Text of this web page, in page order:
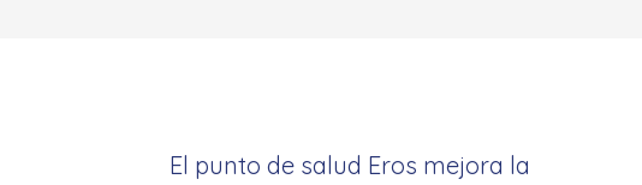
El punto de salud Eros mejora la